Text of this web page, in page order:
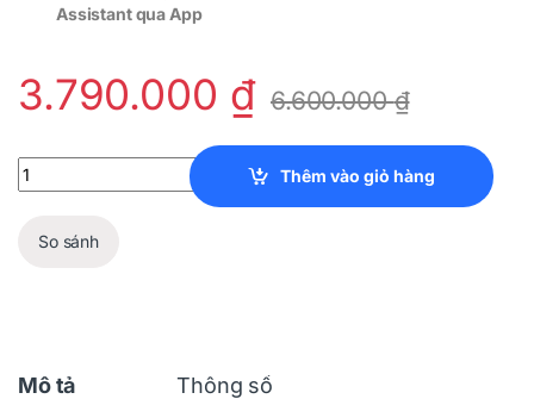
Assistant qua App
3.790.000 ₫ 6.600.000₫
Robot Hút Bụi Medion MD20011, Kiêm Lau Nhà quantity
Thêm vào giỏ hàng
So sánh
Mô tả Thông số